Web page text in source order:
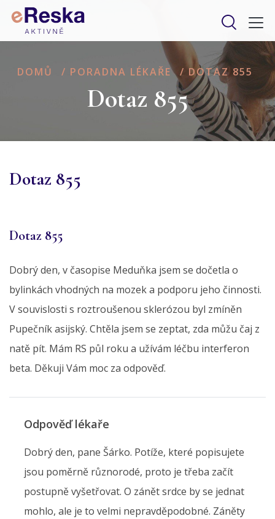
DOMŮ / PORADNA LÉKAŘE / DOTAZ 855
Dotaz 855
Dotaz 855
Dotaz 855
Dobrý den, v časopise Meduňka jsem se dočetla o
bylinkách vhodných na mozek a podporu jeho činnosti.
V souvislosti s roztroušenou sklerózou byl zmíněn
Pupečník asijský. Chtěla jsem se zeptat, zda můžu čaj z
natě pít. Mám RS půl roku a užívám léčbu interferon
beta. Děkuji Vám moc za odpověď.
Odpověď lékaře
Dobrý den, pane Šárko. Potíže, které popisujete
jsou poměrně různorodé, proto je třeba začít
postupně vyšetřovat. O zánět srdce by se jednat
mohlo, ale je to velmi nepravděpodobné. Záněty